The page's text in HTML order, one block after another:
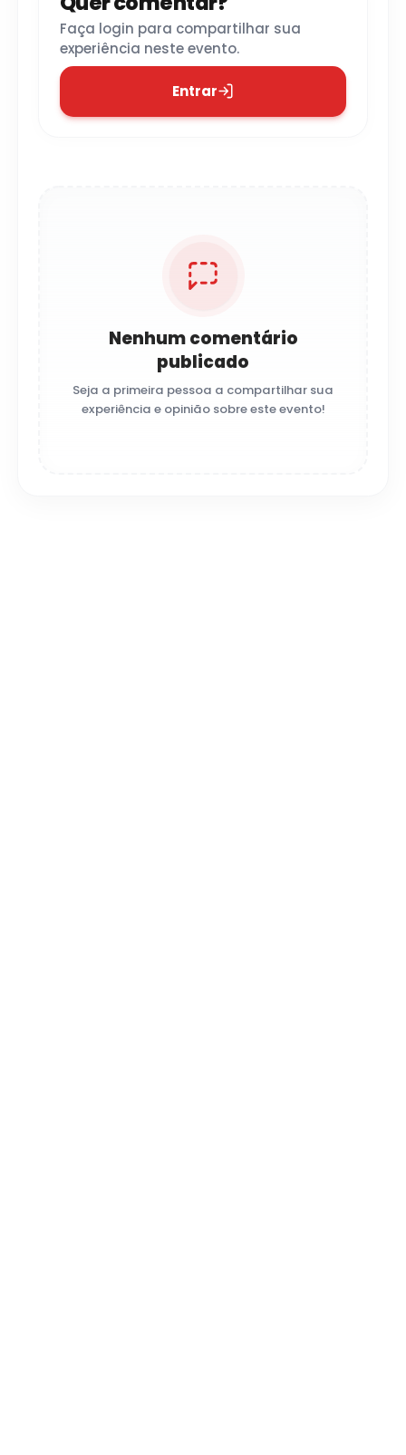
Faça login para compartilhar sua
experiência neste evento.
Entrar
Nenhum comentário
publicado
Seja a primeira pessoa a compartilhar sua
experiência e opinião sobre este evento!